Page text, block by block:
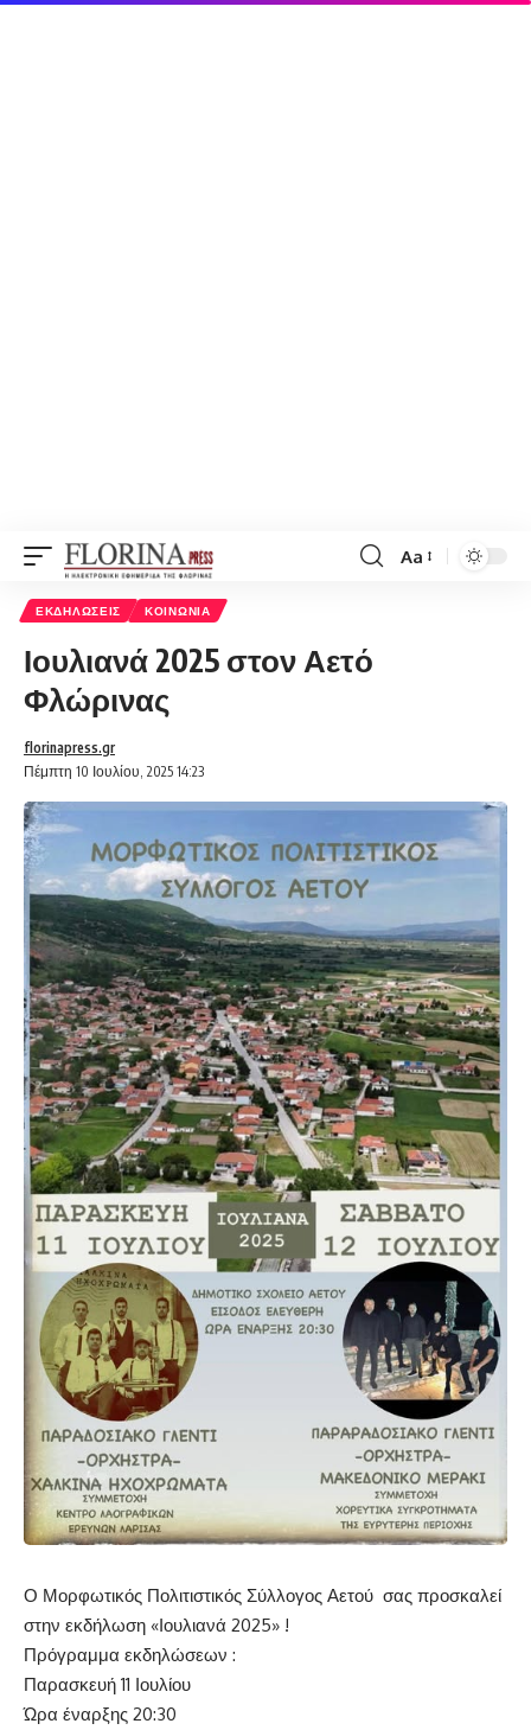
Font
Aa
ΕΚΔΗΛΏΣΕΙΣ ΚΟΙΝΩΝΊΑ
Ιουλιανά 2025 στον Αετό
Φλώρινας
Πέμπτη 10 Ιουλίου, 2025 14:23
florinapress.gr
Ο Μορφωτικός Πολιτιστικός Σύλλογος Αετού σας προσκαλεί
στην εκδήλωση «Ιουλιανά 2025» !
Πρόγραμμα εκδηλώσεων :
Παρασκευή 11 Ιουλίου
Ώρα έναρξης 20:30